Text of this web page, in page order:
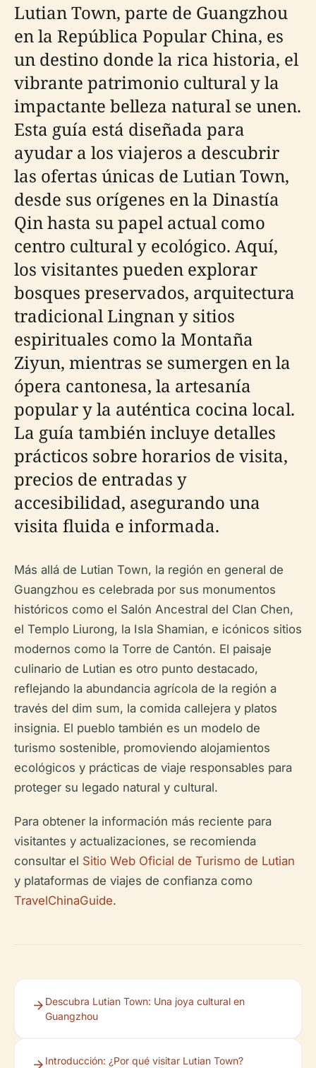
Lutian Town, parte de Guangzhou
en la República Popular China, es
un destino donde la rica historia, el
vibrante patrimonio cultural y la
impactante belleza natural se unen.
Esta guía está diseñada para
ayudar a los viajeros a descubrir
las ofertas únicas de Lutian Town,
desde sus orígenes en la Dinastía
Qin hasta su papel actual como
centro cultural y ecológico. Aquí,
los visitantes pueden explorar
bosques preservados, arquitectura
tradicional Lingnan y sitios
espirituales como la Montaña
Ziyun, mientras se sumergen en la
ópera cantonesa, la artesanía
popular y la auténtica cocina local.
La guía también incluye detalles
prácticos sobre horarios de visita,
precios de entradas y
accesibilidad, asegurando una
visita fluida e informada.
Más allá de Lutian Town, la región en general de
Guangzhou es celebrada por sus monumentos
históricos como el Salón Ancestral del Clan Chen,
el Templo Liurong, la Isla Shamian, e icónicos sitios
modernos como la Torre de Cantón. El paisaje
culinario de Lutian es otro punto destacado,
reflejando la abundancia agrícola de la región a
través del dim sum, la comida callejera y platos
insignia. El pueblo también es un modelo de
turismo sostenible, promoviendo alojamientos
ecológicos y prácticas de viaje responsables para
proteger su legado natural y cultural.
Para obtener la información más reciente para
visitantes y actualizaciones, se recomienda
consultar el Sitio Web Oficial de Turismo de Lutian
y plataformas de viajes de confianza como
TravelChinaGuide.
Descubra Lutian Town: Una joya cultural en
Guangzhou
Introducción: ¿Por qué visitar Lutian Town?